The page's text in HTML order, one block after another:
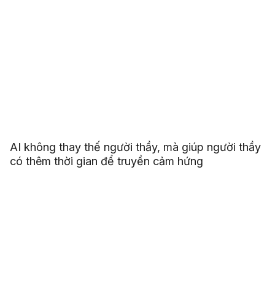
AI không thay thế người thầy, mà giúp người thầy
có thêm thời gian để truyền cảm hứng